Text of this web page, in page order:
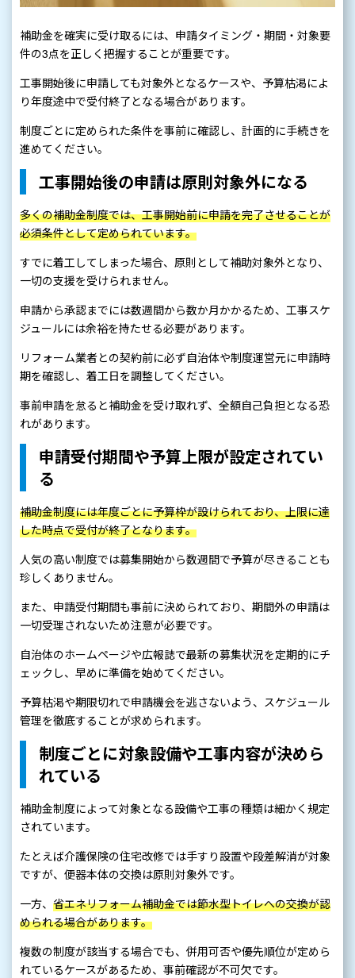
補助金を確実に受け取るには、申請タイミング・期間・対象要
件の3点を正しく把握することが重要です。
工事開始後に申請しても対象外となるケースや、予算枯渇によ
り年度途中で受付終了となる場合があります。
制度ごとに定められた条件を事前に確認し、計画的に手続きを
進めてください。
工事開始後の申請は原則対象外になる
多くの補助金制度では、工事開始前に申請を完了させることが
必須条件として定められています。
すでに着工してしまった場合、原則として補助対象外となり、
一切の支援を受けられません。
申請から承認までには数週間から数か月かかるため、工事スケ
ジュールには余裕を持たせる必要があります。
リフォーム業者との契約前に必ず自治体や制度運営元に申請時
期を確認し、着工日を調整してください。
事前申請を怠ると補助金を受け取れず、全額自己負担となる恐
れがあります。
申請受付期間や予算上限が設定されてい
る
補助金制度には年度ごとに予算枠が設けられており、上限に達
した時点で受付が終了となります。
人気の高い制度では募集開始から数週間で予算が尽きることも
珍しくありません。
また、申請受付期間も事前に決められており、期間外の申請は
一切受理されないため注意が必要です。
自治体のホームページや広報誌で最新の募集状況を定期的にチ
ェックし、早めに準備を始めてください。
予算枯渇や期限切れで申請機会を逃さないよう、スケジュール
管理を徹底することが求められます。
制度ごとに対象設備や工事内容が決めら
れている
補助金制度によって対象となる設備や工事の種類は細かく規定
されています。
たとえば介護保険の住宅改修では手すり設置や段差解消が対象
ですが、便器本体の交換は原則対象外です。
一方、 省エネリフォーム補助金では節水型トイレへの交換が認
められる場合があります。
複数の制度が該当する場合でも、併用可否や優先順位が定めら
れているケースがあるため、事前確認が不可欠です。